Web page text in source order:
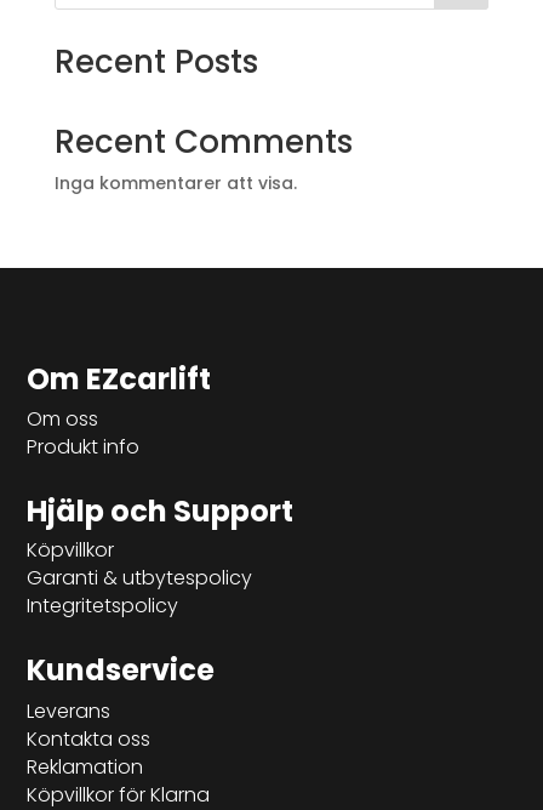
Recent Posts
Recent Comments
Inga kommentarer att visa.
Om EZcarlift
Om oss
Produkt info
Hjälp och Support
Köpvillkor
Garanti & utbytespolicy
Integritetspolicy
Kundservice
Leverans
Kontakta oss
Reklamation
Köpvillkor för Klarna